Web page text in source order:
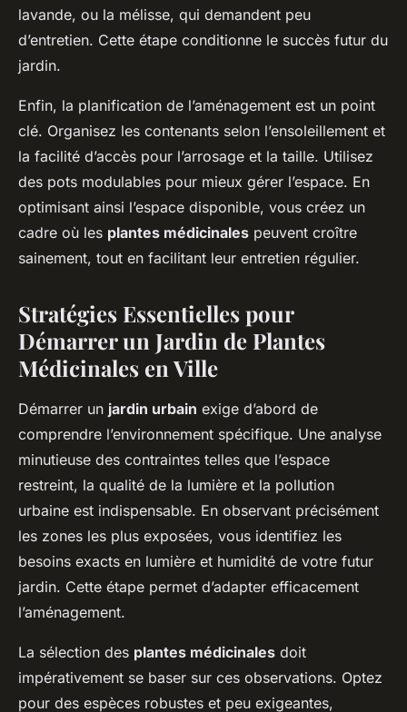
lavande, ou la mélisse, qui demandent peu
d’entretien. Cette étape conditionne le succès futur du
jardin.
Enfin, la planification de l’aménagement est un point
clé. Organisez les contenants selon l’ensoleillement et
la facilité d’accès pour l’arrosage et la taille. Utilisez
des pots modulables pour mieux gérer l’espace. En
optimisant ainsi l’espace disponible, vous créez un
cadre où les plantes médicinales peuvent croître
sainement, tout en facilitant leur entretien régulier.
Stratégies Essentielles pour
Démarrer un Jardin de Plantes
Médicinales en Ville
Démarrer un jardin urbain exige d’abord de
comprendre l’environnement spécifique. Une analyse
minutieuse des contraintes telles que l’espace
restreint, la qualité de la lumière et la pollution
urbaine est indispensable. En observant précisément
les zones les plus exposées, vous identifiez les
besoins exacts en lumière et humidité de votre futur
jardin. Cette étape permet d’adapter efficacement
l’aménagement.
La sélection des plantes médicinales doit
impérativement se baser sur ces observations. Optez
pour des espèces robustes et peu exigeantes,